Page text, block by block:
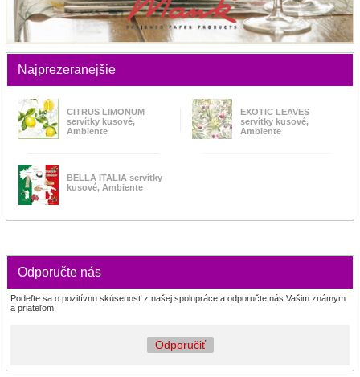
Najprezeranejšie
CITRUS LIMONUM
servítky kusové,
Ambiente
EXOTIC LEAVES
servítky kusové,
Ambiente
BELLA ITALIA servítky
kusové, Ambiente
Odporučte nás
Podeľte sa o pozitívnu skúsenosť z našej spolupráce a odporučte nás Vašim známym
a priateľom:
Odporučiť